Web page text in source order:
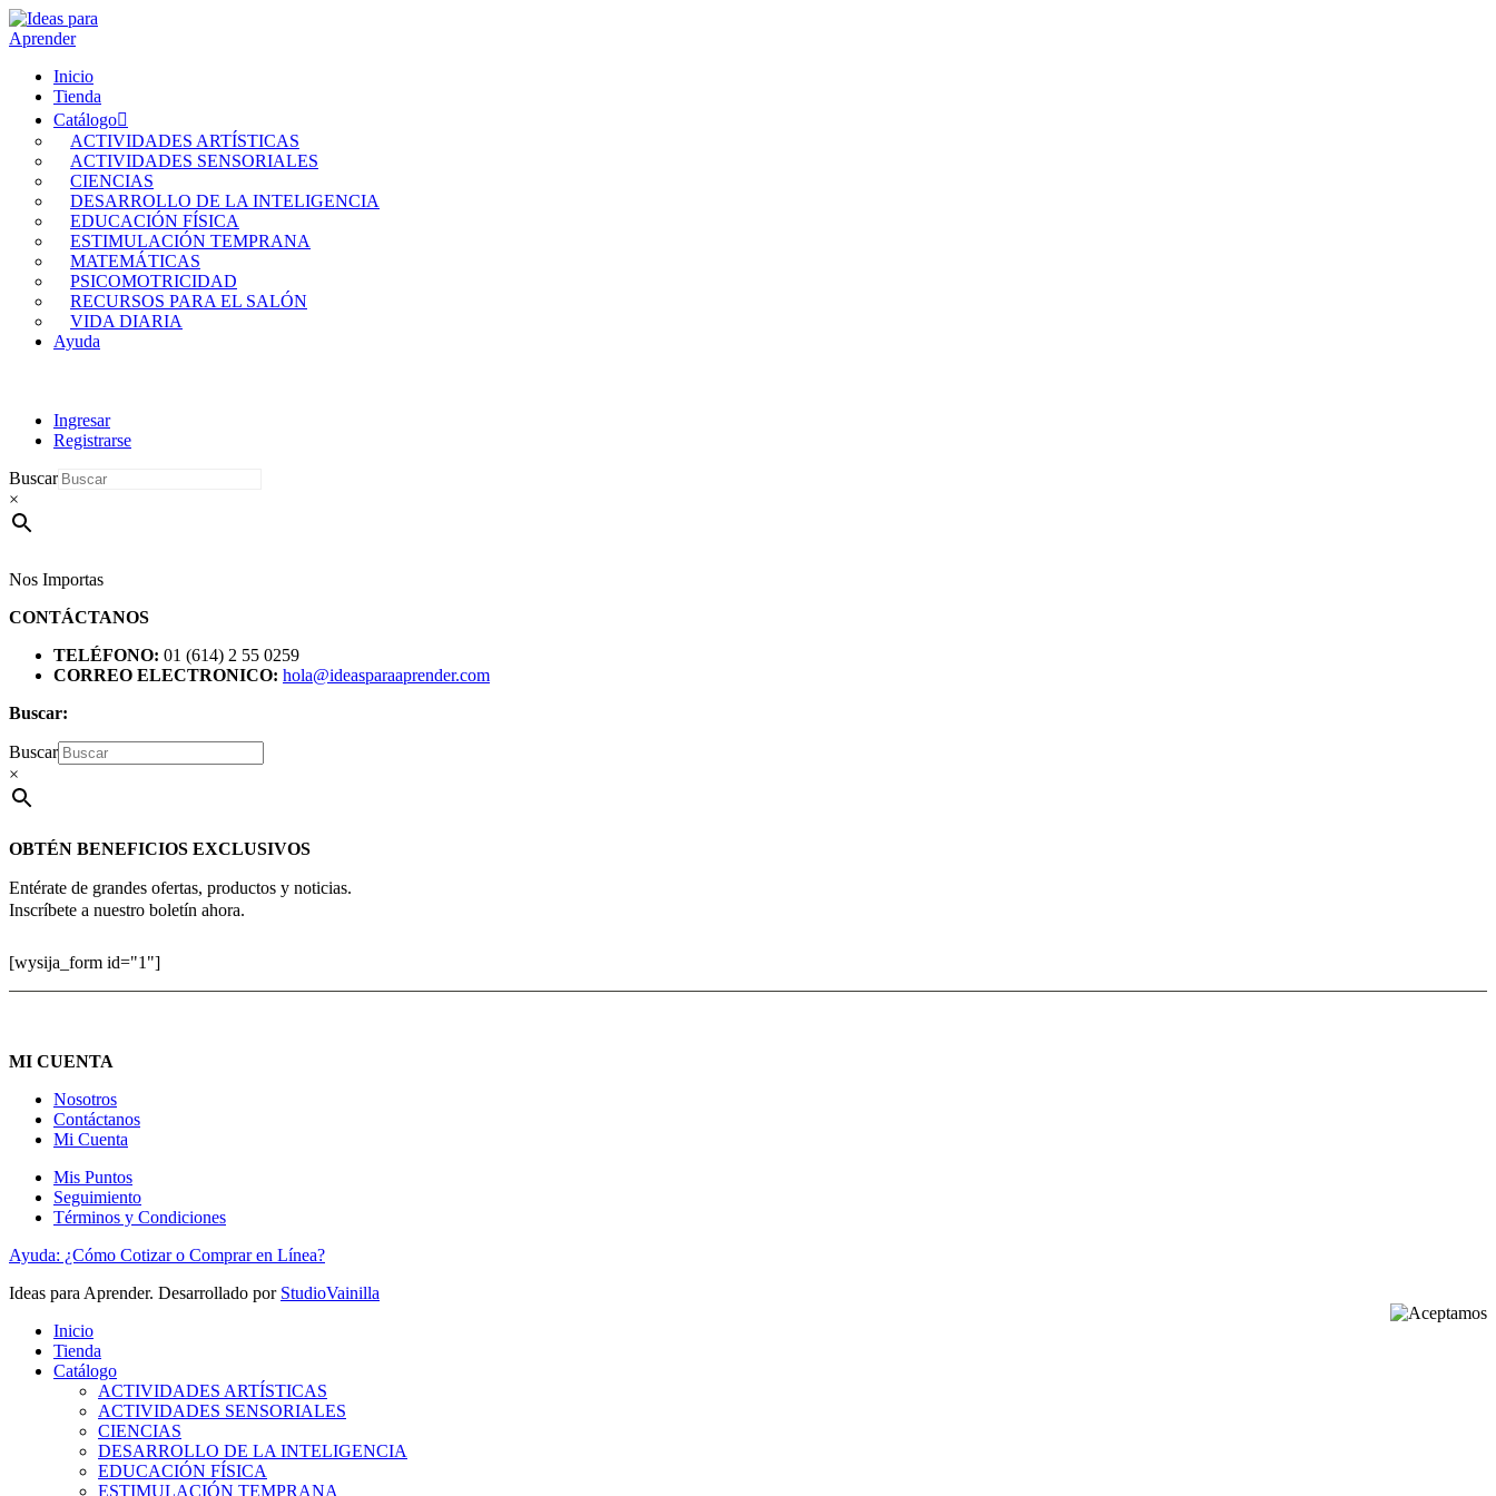
Inicio
Tienda
Catálogo
ACTIVIDADES ARTÍSTICAS
ACTIVIDADES SENSORIALES
CIENCIAS
DESARROLLO DE LA INTELIGENCIA
EDUCACIÓN FÍSICA
ESTIMULACIÓN TEMPRANA
MATEMÁTICAS
PSICOMOTRICIDAD
RECURSOS PARA EL SALÓN
VIDA DIARIA
Ayuda
Ingresar
Registrarse
Buscar
×
Nos Importas
CONTÁCTANOS
TELÉFONO: 01 (614) 2 55 0259
CORREO ELECTRONICO: hola@ideasparaaprender.com
Buscar:
Buscar
×
OBTÉN BENEFICIOS EXCLUSIVOS
Entérate de grandes ofertas, productos y noticias.
Inscríbete a nuestro boletín ahora.
[wysija_form id="1"]
MI CUENTA
Nosotros
Contáctanos
Mi Cuenta
Mis Puntos
Seguimiento
Términos y Condiciones
Ayuda: ¿Cómo Cotizar o Comprar en Línea?
Ideas para Aprender. Desarrollado por StudioVainilla
Inicio
Tienda
Catálogo
ACTIVIDADES ARTÍSTICAS
ACTIVIDADES SENSORIALES
CIENCIAS
DESARROLLO DE LA INTELIGENCIA
EDUCACIÓN FÍSICA
ESTIMULACIÓN TEMPRANA